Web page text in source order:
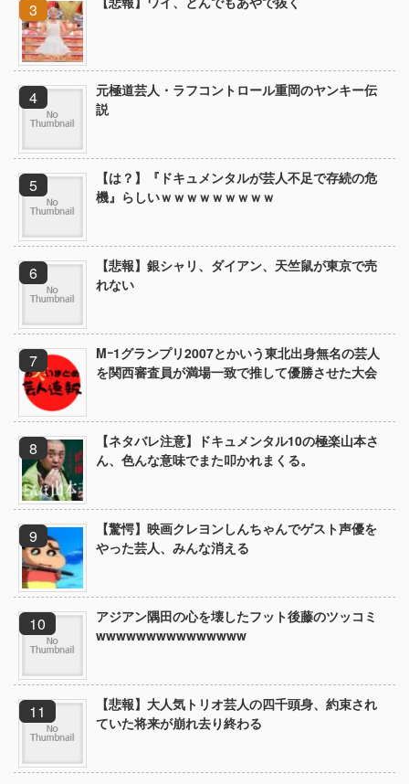
元極道芸人・ラフコントロール重岡のヤンキー伝
説
【は？】『ドキュメンタルが芸人不足で存続の危
機』らしいｗｗｗｗｗｗｗｗｗ
【悲報】銀シャリ、ダイアン、天竺鼠が東京で売
れない
Mｰ1グランプリ2007とかいう東北出身無名の芸人
を関西審査員が満場一致で推して優勝させた大会
【ネタバレ注意】ドキュメンタル10の極楽山本さ
ん、色んな意味でまた叩かれまくる。
【驚愕】映画クレヨンしんちゃんでゲスト声優を
やった芸人、みんな消える
アジアン隅田の心を壊したフット後藤のツッコミ
wwwwwwwwwwwwwww
【悲報】大人気トリオ芸人の四千頭身、約束され
ていた将来が崩れ去り終わる